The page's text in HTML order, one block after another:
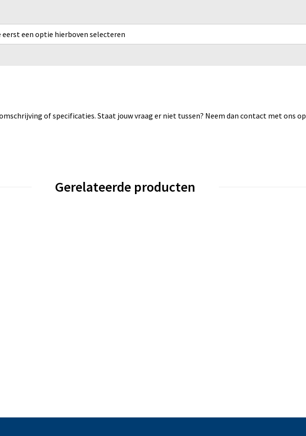
een optie hierboven selecteren
of specificaties. Staat jouw vraag er niet tussen? Neem dan contact met ons op
Gerelateerde producten